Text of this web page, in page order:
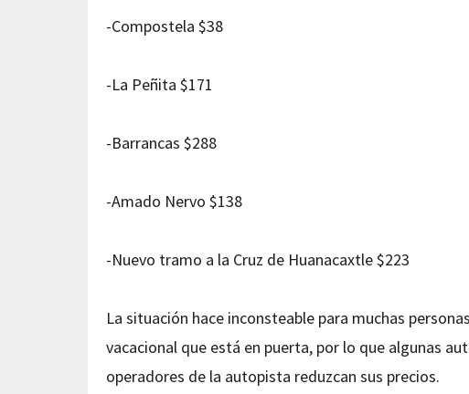
-Compostela $38
-La Peñita $171
-Barrancas $288
-Amado Nervo $138
-Nuevo tramo a la Cruz de Huanacaxtle $223
La situación hace inconsteable para muchas
vacacional que está en puerta, por lo que algunas
operadores de la autopista reduzcan sus precios.